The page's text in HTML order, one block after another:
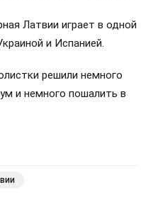
Латвии играет в одной
и Испанией.
решили немного
и немного пошалить в